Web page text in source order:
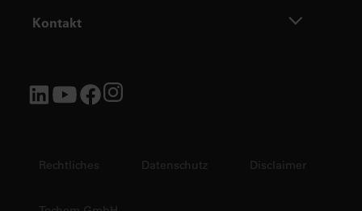
Kontakt
Rechtliches Datenschutz Disclaimer